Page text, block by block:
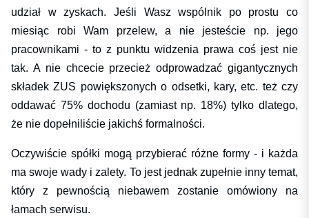
udział w zyskach. Jeśli Wasz wspólnik po prostu co
miesiąc robi Wam przelew, a nie jesteście np. jego
pracownikami - to z punktu widzenia prawa coś jest nie
tak. A nie chcecie przecież odprowadzać gigantycznych
składek ZUS powiększonych o odsetki, kary, etc. też czy
oddawać 75% dochodu (zamiast np. 18%) tylko dlatego,
że nie dopełniliście jakichś formalności.
Oczywiście spółki mogą przybierać różne formy - i każda
ma swoje wady i zalety. To jest jednak zupełnie inny temat,
który z pewnością niebawem zostanie omówiony na
łamach serwisu.